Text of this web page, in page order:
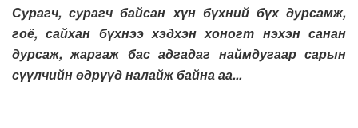
Сурагч, сурагч байсан хүн бүхний бүх дурсамж,
гоё, сайхан бүхнээ хэдхэн хоногт нэхэн санан
дурсаж, жаргаж бас адгадаг наймдугаар сарын
сүүлчийн өдрүүд налайж байна аа...